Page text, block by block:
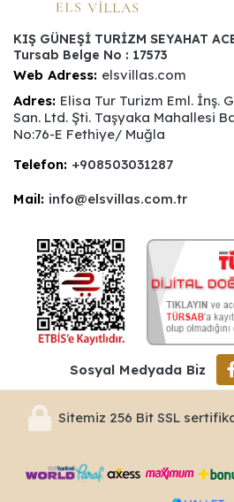
KIŞ GÜNEŞİ TURİZM SEYAHAT
Tursab Belge No : 17573
Web Adress: elsvillas.com
Adres: Elisa Tur Turizm Eml. İnş.
San. Ltd. Şti. Taşyaka Mahallesi
No:76-E Fethiye/ Muğla
Telefon: +908503031287
Mail: info@elsvillas.com.tr
Sosyal Medyada Biz
Sitemiz 256 Bit SSL